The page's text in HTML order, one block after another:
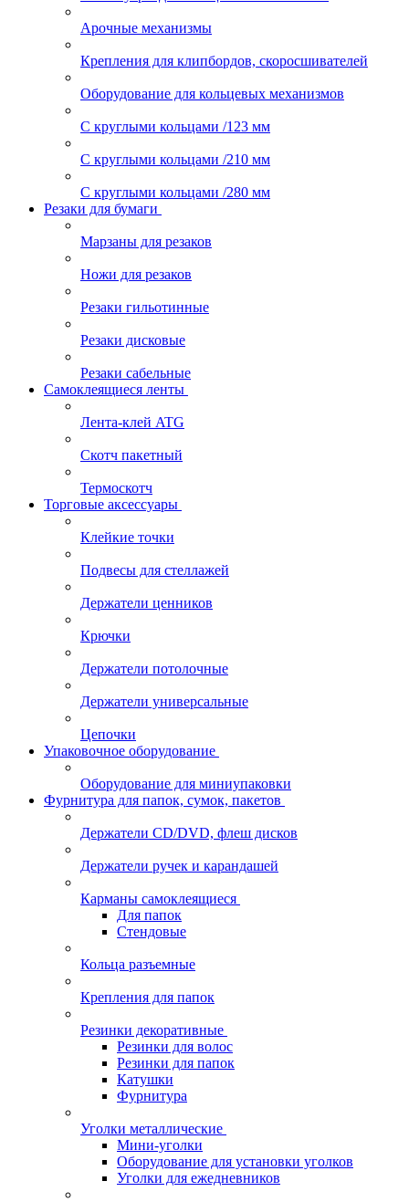
Арочные механизмы
Крепления для клипбордов, скоросшивателей
Оборудование для кольцевых механизмов
С круглыми кольцами /123 мм
С круглыми кольцами /210 мм
С круглыми кольцами /280 мм
Резаки для бумаги
Марзаны для резаков
Ножи для резаков
Резаки гильотинные
Резаки дисковые
Резаки сабельные
Самоклеящиеся ленты
Лента-клей ATG
Скотч пакетный
Термоскотч
Торговые аксессуары
Клейкие точки
Подвесы для стеллажей
Держатели ценников
Крючки
Держатели потолочные
Держатели универсальные
Цепочки
Упаковочное оборудование
Оборудование для миниупаковки
Фурнитура для папок, сумок, пакетов
Держатели CD/DVD, флеш дисков
Держатели ручек и карандашей
Карманы самоклеящиеся
Для папок
Стендовые
Кольца разъемные
Крепления для папок
Резинки декоративные
Резинки для волос
Резинки для папок
Катушки
Фурнитура
Уголки металлические
Мини-уголки
Оборудование для установки уголков
Уголки для ежедневников